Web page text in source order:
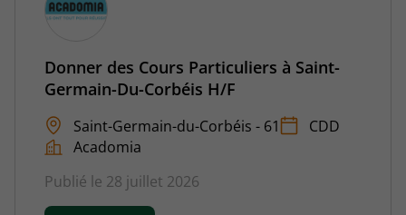
Donner des Cours Particuliers à Saint-
Germain-Du-Corbéis H/F
Saint-Germain-du-Corbéis - 61
CDD
Acadomia
Publié le 28 juillet 2026